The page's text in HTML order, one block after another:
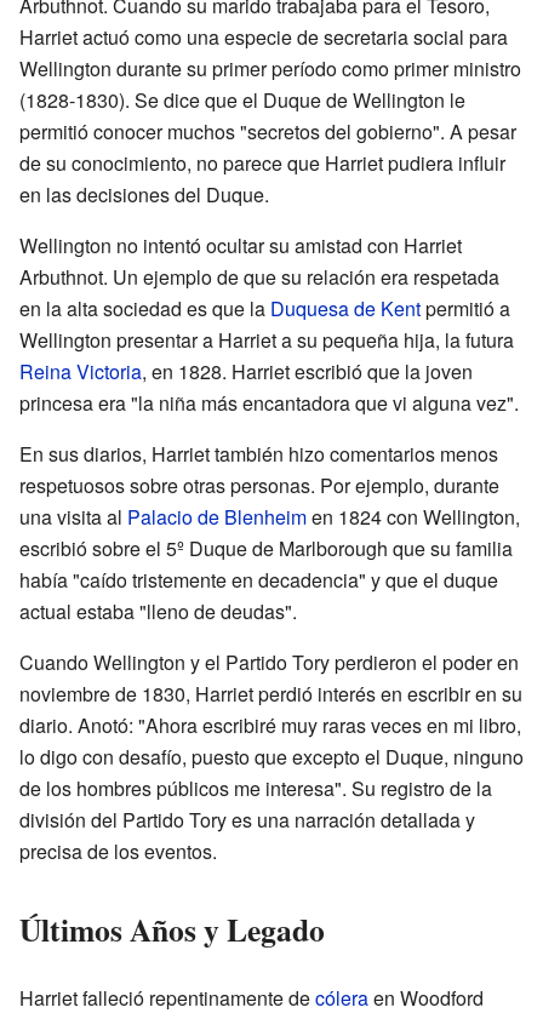
Harriet actuó como una especie de secretaria social para
Wellington durante su primer período como primer ministro
(1828-1830). Se dice que el Duque de Wellington le
permitió conocer muchos "secretos del gobierno". A pesar
de su conocimiento, no parece que Harriet pudiera influir
en las decisiones del Duque.
Wellington no intentó ocultar su amistad con Harriet
Arbuthnot. Un ejemplo de que su relación era respetada
en la alta sociedad es que la Duquesa de Kentpermitió a
Wellington presentar a Harriet a su pequeña hija, la futura
Reina Victoria, en 1828. Harriet escribió que la joven
princesa era "la niña más encantadora que vi alguna vez".
En sus diarios, Harriet también hizo comentarios menos
respetuosos sobre otras personas. Por ejemplo, durante
una visita al Palacio de Blenheimen 1824 con Wellington,
escribió sobre el 5º Duque de Marlborough que su familia
había "caído tristemente en decadencia" y que el duque
actual estaba "lleno de deudas".
Cuando Wellington y el Partido Tory perdieron el poder en
noviembre de 1830, Harriet perdió interés en escribir en su
diario. Anotó: "Ahora escribiré muy raras veces en mi libro,
lo digo con desafío, puesto que excepto el Duque, ninguno
de los hombres públicos me interesa". Su registro de la
división del Partido Tory es una narración detallada y
precisa de los eventos.
Últimos Años y Legado
Harriet falleció repentinamente decóleraen Woodford